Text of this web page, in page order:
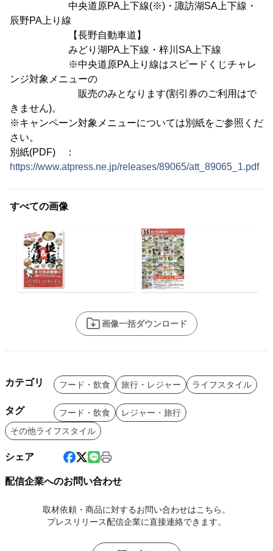
中央道原PA上下線(※)・諏訪湖SA上下線・
辰野PA上り線
【長野自動車道】
みどり湖PA上下線・梓川SA上下線
※中央道原PA上り線はスピードくじチャレ
ンジ対象メニューの
販売のみとなります(割引券のご利用はで
きません)。
※キャンペーン対象メニューについては別紙をご参照くだ
さい。
別紙(PDF) ：
https://www.atpress.ne.jp/releases/89065/att_89065_1.pdf
すべての画像
画像一括ダウンロード
カテゴリ フード・飲食 旅行・レジャー ライフスタイル
タグ フード・飲食
レジャー・旅行
その他ライフスタイル
シェア
配信企業へのお問い合わせ
取材依頼・商品に対するお問い合わせはこちら。
プレスリリース配信企業に直接連絡できます。